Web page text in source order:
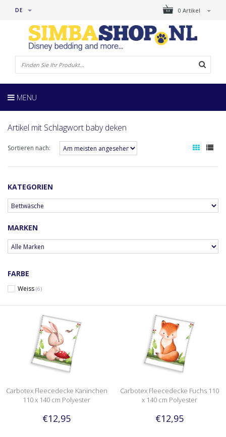
0 Artikel
DE
MENU
Artikel mit Schlagwort baby deken
Sortieren nach:
KATEGORIEN
MARKEN
FARBE
Weiss (6)
Carbotex Fleecedecke Kaninchen
110 x 140 cm Polyester
€12,95
Carbotex Fleecedecke Fuchs 110
x 140 cm Polyester
€12,95